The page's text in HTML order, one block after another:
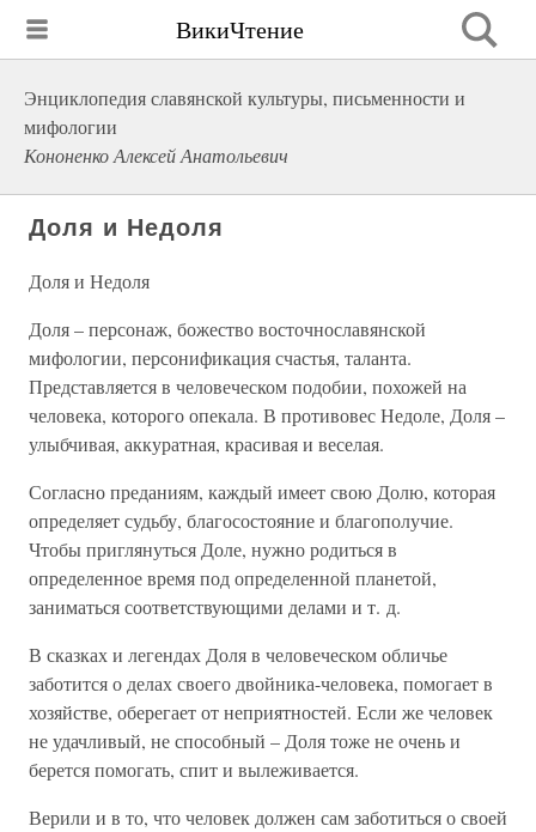
ВикиЧтение
Энциклопедия славянской культуры, письменности и
мифологии
Кононенко Алексей Анатольевич
Доля и Недоля
Доля и Недоля
Доля – персонаж, божество восточнославянской
мифологии, персонификация счастья, таланта.
Представляется в человеческом подобии, похожей на
человека, которого опекала. В противовес Недоле, Доля –
улыбчивая, аккуратная, красивая и веселая.
Согласно преданиям, каждый имеет свою Долю, которая
определяет судьбу, благосостояние и благополучие.
Чтобы приглянуться Доле, нужно родиться в
определенное время под определенной планетой,
заниматься соответствующими делами и т. д.
В сказках и легендах Доля в человеческом обличье
заботится о делах своего двойника-человека, помогает в
хозяйстве, оберегает от неприятностей. Если же человек
не удачливый, не способный – Доля тоже не очень и
берется помогать, спит и вылеживается.
Верили и в то, что человек должен сам заботиться о своей